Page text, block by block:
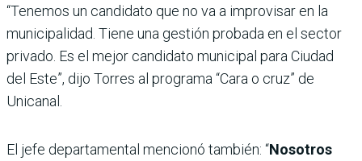
“Tenemos un candidato que no va a improvisar en la
municipalidad. Tiene una gestión probada en el sector
privado. Es el mejor candidato municipal para Ciudad
del Este”, dijo Torres al programa “Cara o cruz” de
Unicanal.
El jefe departamental mencionó también: “Nosotros